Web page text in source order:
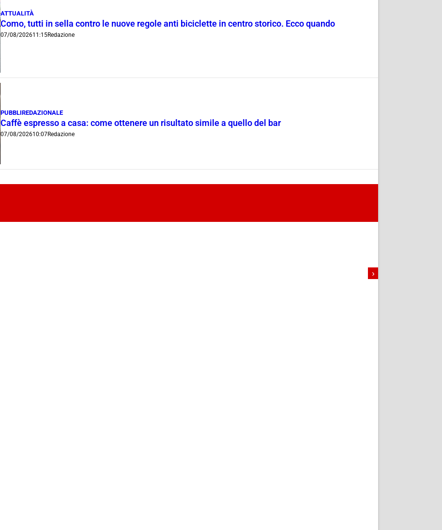
ATTUALITÀ
Como, tutti in sella contro le nuove regole anti biciclette in centro storico. Ecco quando
07/08/202611:15Redazione
PUBBLIREDAZIONALE
Caffè espresso a casa: come ottenere un risultato simile a quello del bar
07/08/202610:07Redazione
›